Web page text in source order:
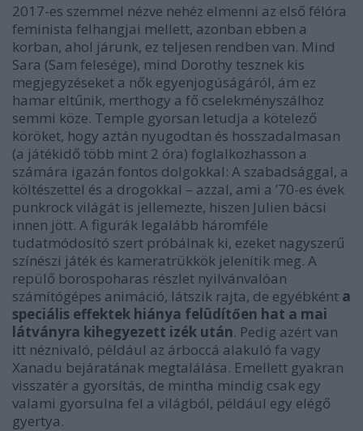
2017-es szemmel nézve nehéz elmenni az első félóra
feminista felhangjai mellett, azonban ebben a
korban, ahol járunk, ez teljesen rendben van. Mind
Sara (Sam felesége), mind Dorothy tesznek kis
megjegyzéseket a nők egyenjogúságáról, ám ez
hamar eltűnik, merthogy a fő cselekményszálhoz
semmi köze. Temple gyorsan letudja a kötelező
köröket, hogy aztán nyugodtan és hosszadalmasan
(a játékidő több mint 2 óra) foglalkozhasson a
számára igazán fontos dolgokkal: A szabadsággal, a
költészettel és a drogokkal – azzal, ami a ’70-es évek
punkrock világát is jellemezte, hiszen Julien bácsi
innen jött. A figurák legalább háromféle
tudatmódosító szert próbálnak ki, ezeket nagyszerű
színészi játék és kameratrükkök jelenítik meg. A
repülő borospoharas részlet nyilvánvalóan
számítógépes animáció, látszik rajta, de egyébként a
speciális effektek hiánya felüdítően hat a mai
látványra kihegyezett izék után. Pedig azért van
itt néznivaló, például az árboccá alakuló fa vagy
Xanadu bejáratának megtalálása. Emellett gyakran
visszatér a gyorsítás, de mintha mindig csak egy
valami gyorsulna fel a világból, például egy elégő
gyertya.